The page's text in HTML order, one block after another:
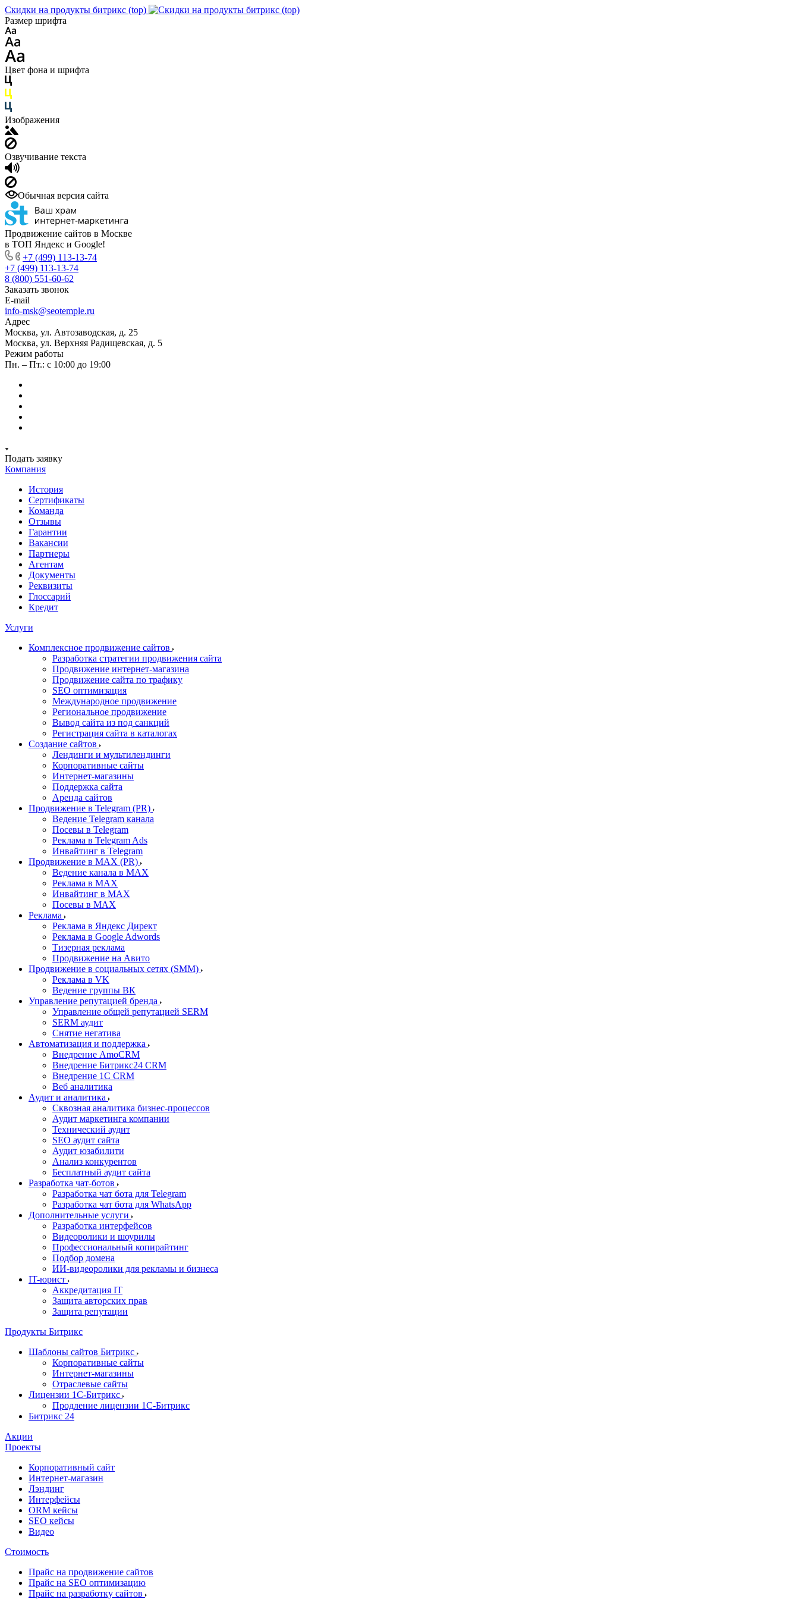
Скидки на продукты битрикс (top)
Размер шрифта
Цвет фона и шрифта
Изображения
Озвучивание текста
Обычная версия сайта
Продвижение сайтов в Москве
в ТОП Яндекс и Google!
+7 (499) 113-13-74
+7 (499) 113-13-74
8 (800) 551-60-62
Заказать звонок
E-mail
info-msk@seotemple.ru
Адрес
Москва, ул. Автозаводская, д. 25
Москва, ул. Верхняя Радищевская, д. 5
Режим работы
Пн. – Пт.: с 10:00 до 19:00
Подать заявку
Компания
История
Сертификаты
Команда
Отзывы
Гарантии
Вакансии
Партнеры
Агентам
Документы
Реквизиты
Глоссарий
Кредит
Услуги
Комплексное продвижение сайтов
Разработка стратегии продвижения сайта
Продвижение интернет-магазина
Продвижение сайта по трафику
SEO оптимизация
Международное продвижение
Региональное продвижение
Вывод сайта из под санкций
Регистрация сайта в каталогах
Создание сайтов
Лендинги и мультилендинги
Корпоративные сайты
Интернет-магазины
Поддержка сайта
Аренда сайтов
Продвижение в Telegram (PR)
Ведение Telegram канала
Посевы в Telegram
Реклама в Telegram Ads
Инвайтинг в Telegram
Продвижение в MAX (PR)
Ведение канала в MAX
Реклама в MAX
Инвайтинг в MAX
Посевы в MAX
Реклама
Реклама в Яндекс Директ
Реклама в Google Adwords
Тизерная реклама
Продвижение на Авито
Продвижение в социальных сетях (SMM)
Реклама в VK
Ведение группы ВК
Управление репутацией бренда
Управление общей репутацией SERM
SERM аудит
Снятие негатива
Автоматизация и поддержка
Внедрение AmoCRM
Внедрение Битрикс24 CRM
Внедрение 1C CRM
Веб аналитика
Аудит и аналитика
Сквозная аналитика бизнес-процессов
Аудит маркетинга компании
Технический аудит
SEO аудит сайта
Аудит юзабилити
Анализ конкурентов
Бесплатный аудит сайта
Разработка чат-ботов
Разработка чат бота для Telegram
Разработка чат бота для WhatsApp
Дополнительные услуги
Разработка интерфейсов
Видеоролики и шоурилы
Профессиональный копирайтинг
Подбор домена
ИИ-видеоролики для рекламы и бизнеса
IT-юрист
Аккредитация IT
Защита авторских прав
Защита репутации
Продукты Битрикс
Шаблоны сайтов Битрикс
Корпоративные сайты
Интернет-магазины
Отраслевые сайты
Лицензии 1С-Битрикс
Продление лицензии 1С-Битрикс
Битрикс 24
Акции
Проекты
Корпоративный сайт
Интернет-магазин
Лэндинг
Интерфейсы
ORM кейсы
SEO кейсы
Видео
Стоимость
Прайс на продвижение сайтов
Прайс на SEO оптимизацию
Прайс на разработку сайтов